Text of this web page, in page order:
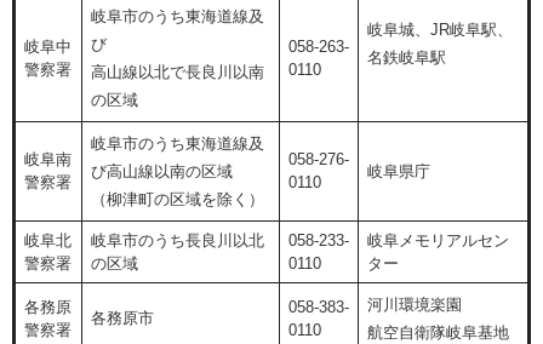
岐阜中
警察署
岐阜市のうち東海道線及
び
高山線以北で長良川以南
の区域
058-263-
0110
岐阜城、JR岐阜駅、
名鉄岐阜駅
岐阜南
警察署
岐阜市のうち東海道線及
び高山線以南の区域
（柳津町の区域を除く）
058-276-
0110
岐阜県庁
岐阜北
警察署
岐阜市のうち長良川以北
の区域
058-233-
0110
岐阜メモリアルセン
ター
各務原
警察署
各務原市
058-383-
0110
河川環境楽園
航空自衛隊岐阜基地